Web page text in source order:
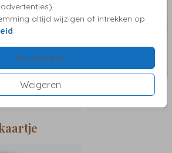
altijd wijzigen of intrekken op
Accepteren
Weigeren